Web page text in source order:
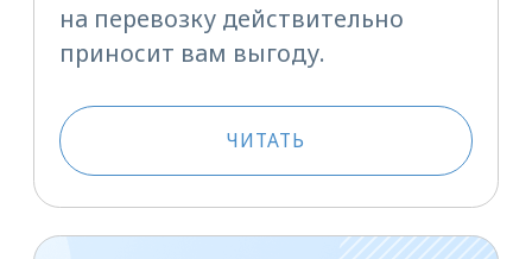
СМОТРЕТЬ ВСЕ